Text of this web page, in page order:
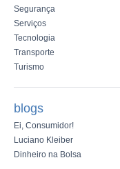
Segurança
Serviços
Tecnologia
Transporte
Turismo
blogs
Ei, Consumidor!
Luciano Kleiber
Dinheiro na Bolsa